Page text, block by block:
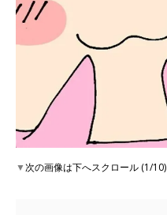
▼次の画像は下へスクロール (1/10)